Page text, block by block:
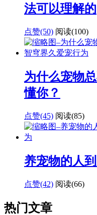
法可以理解的
点赞(50) 阅读(100)
为什么宠物
懂你？
点赞(45) 阅读(85)
养宠物的人
点赞(42) 阅读(66)
热门文章